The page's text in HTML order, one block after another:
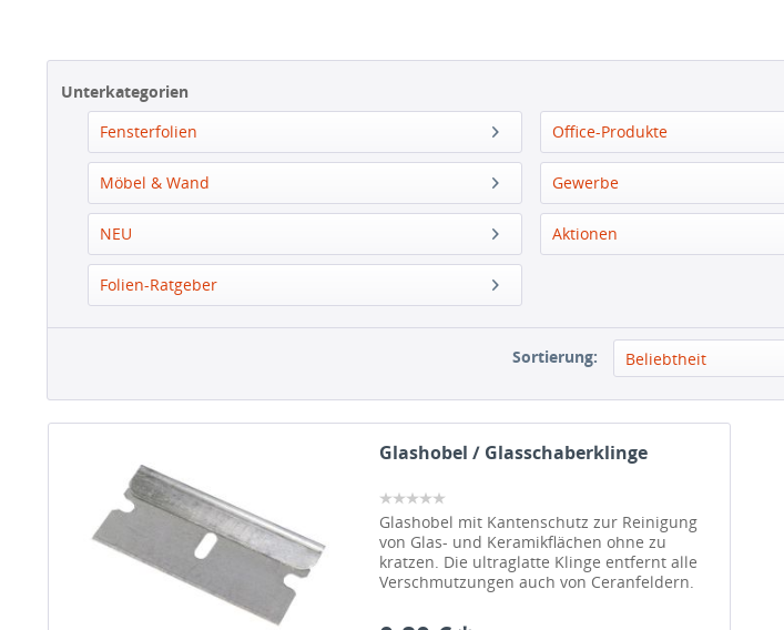
Unterkategorien
Fensterfolien
Office-Produkte
Möbel & Wand Gewerbe
NEU Aktionen
Folien-Ratgeber
Sortierung: Beliebtheit
Glashobel / Glasschaberklinge
Glashobel mit Kantenschutz zur Reinigung
von Glas- und Keramikflächen ohne zu
kratzen. Die ultraglatte Klinge entfernt alle
Verschmutzungen auch von Ceranfeldern.